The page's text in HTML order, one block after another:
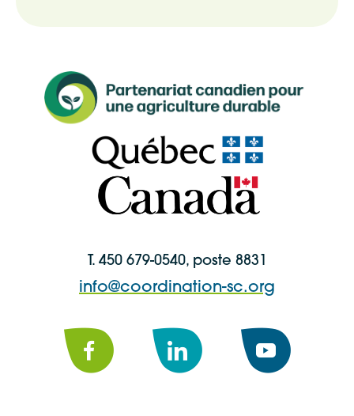
T. 450 679-0540, poste 8831
info@coordination-sc.org
Facebook LinkedIn YouTube